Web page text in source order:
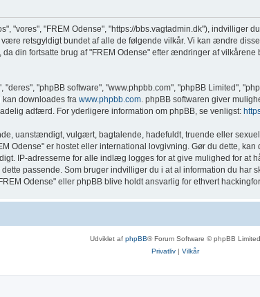
"vores", "FREM Odense", "https://bbs.vagtadmin.dk"),
retsgyldigt bundet af alle de følgende vilkår. Vi kan ændre
din fortsatte brug af "FREM Odense" efter ændringer af
"phpBB software", "www.phpbb.com", "phpBB Limited",
kan downloades fra www.phpbb.com . phpBB softwaren giver
adfærd. For yderligere information om phpBB, se venligst:
uanstændigt, vulgært, bagtalende, hadefuldt, truende eller
Odense" er hostet eller international lovgivning. Gør du dette,
IP-adresserne for alle indlæg logges for at give mulighed for at
passende. Som bruger indvilliger du i at al information du
Odense" eller phpBB blive holdt ansvarlig for ethvert
Udviklet af phpBB® Forum Software © phpBB Limited
Privatliv| Vilkår